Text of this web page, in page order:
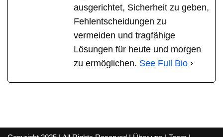
ausgerichtet, Sicherheit zu geben,
Fehlentscheidungen zu
vermeiden und tragfähige
Lösungen für heute und morgen
zu ermöglichen. See Full Bio